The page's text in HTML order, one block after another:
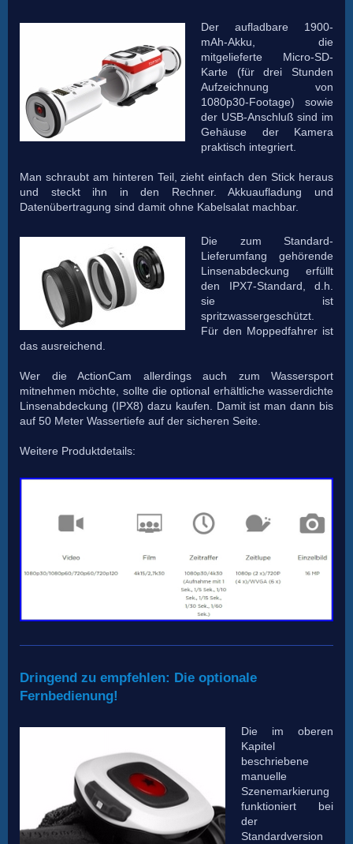
Der aufladbare 1900-
mAh-Akku, die
mitgelieferte Micro-SD-
Karte (für drei Stunden
Aufzeichnung von
1080p30-Footage) sowie
der USB-Anschluß sind im
Gehäuse der Kamera
praktisch integriert.
Man schraubt am hinteren Teil, zieht einfach den Stick heraus
und steckt ihn in den Rechner. Akkuaufladung und
Datenübertragung sind damit ohne Kabelsalat machbar.
Die zum Standard-
Lieferumfang gehörende
Linsenabdeckung erfüllt
den IPX7-Standard, d.h.
sie ist
spritzwassergeschützt.
Für den Moppedfahrer ist
das ausreichend.
Wer die ActionCam allerdings auch zum Wassersport
mitnehmen möchte, sollte die optional erhältliche wasserdichte
Linsenabdeckung (IPX8) dazu kaufen. Damit ist man dann bis
auf 50 Meter Wassertiefe auf der sicheren Seite.
Weitere Produktdetails:
Dringend zu empfehlen: Die optionale
Fernbedienung!
Die im oberen
Kapitel
beschriebene
manuelle
Szenemarkierung
funktioniert bei
der
Standardversion